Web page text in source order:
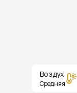
Воздух
Средняя